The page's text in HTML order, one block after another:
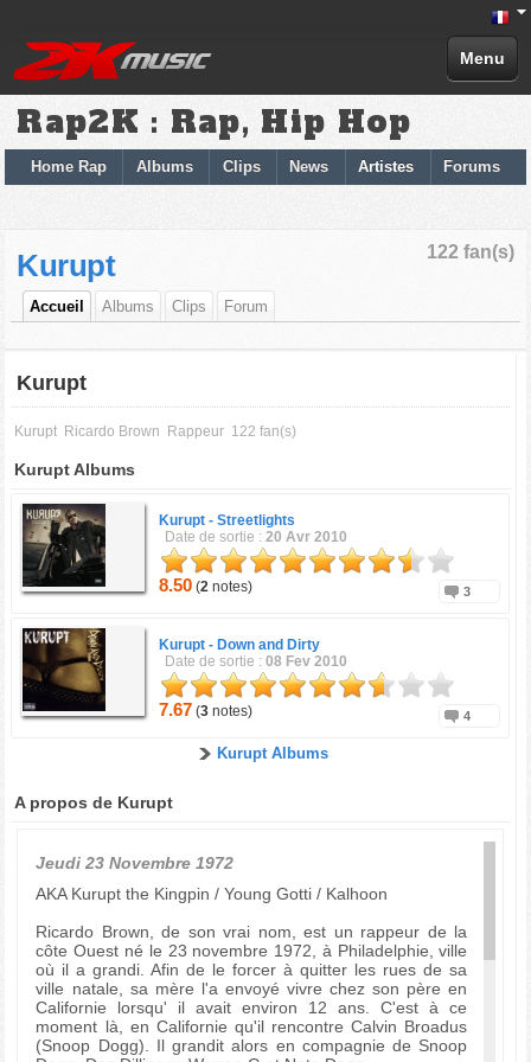
Menu
Rap2K : Rap, Hip Hop
Home Rap Albums Clips News Artistes Forums
122 fan(s)
Kurupt
Accueil Albums Clips Forum
Kurupt
Kurupt Ricardo Brown Rappeur 122 fan(s)
Kurupt Albums
Kurupt -Streetlights
Date de sortie :20 Avr 2010
8.50 (2 notes) 3
Kurupt - Down and Dirty
Date de sortie :08 Fev 2010
7.67 (3 notes) 4
Kurupt Albums
A propos de Kurupt
Jeudi 23 Novembre 1972
AKA Kurupt the Kingpin / Young Gotti / Kalhoon
Ricardo Brown, de son vrai nom, est un rappeur de la
côte Ouest né le 23 novembre 1972, à Philadelphie, ville
où il a grandi. Afin de le forcer à quitter les rues de sa
ville natale, sa mère l'a envoyé vivre chez son père en
Californie lorsqu' il avait environ 12 ans. C'est à ce
moment là, en Californie qu'il rencontre Calvin Broadus
(Snoop Dogg). Il grandit alors en compagnie de Snoop